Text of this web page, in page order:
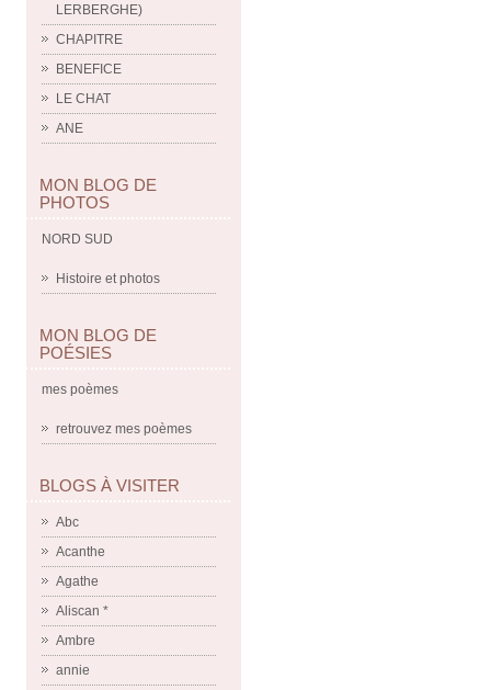
LERBERGHE)
CHAPITRE
BENEFICE
LE CHAT
ANE
MON BLOG DE
PHOTOS
NORD SUD
Histoire et photos
MON BLOG DE
POÉSIES
mes poèmes
retrouvez mes poèmes
BLOGS À VISITER
Abc
Acanthe
Agathe
Aliscan *
Ambre
annie